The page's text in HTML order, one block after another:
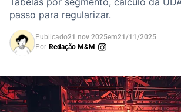
passo para regularizar.
Publicado21 nov 2025em21/11/2025
Por Redação M&M